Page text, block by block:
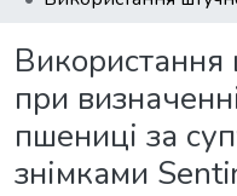
Використання
при
пшениці за
знімками